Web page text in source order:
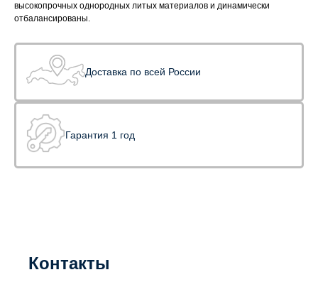
высокопрочных однородных литых материалов и динамически
отбалансированы.
Доставка по всей России
Гарантия 1 год
Контакты